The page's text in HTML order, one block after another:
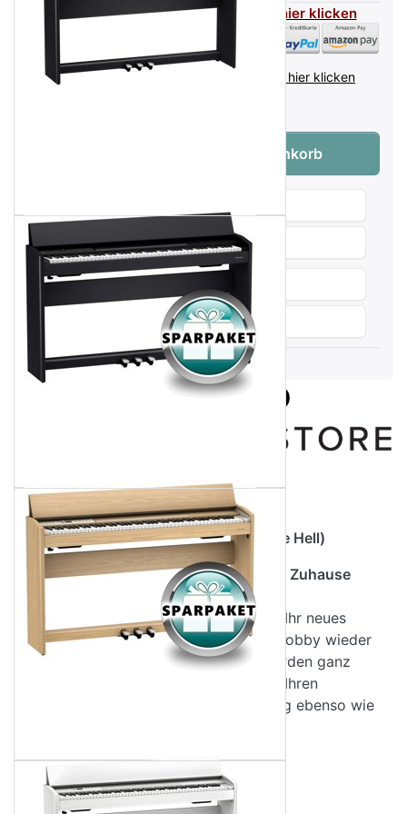
Flexible Zahlarten - für mehr Infos hier klicken
inkl. MwSt. (19%), Infos zu Versandkosten - hier klicken
Roland F-701 LA Digitalpiano Eiche Hell
In den Warenkorb
Produktanfrage
Vergleichen
Produktbeschreibung
ROLAND F-701 LA Digitalpiano (Eiche Hell)
Das stylishe Klavier für ein modernes Zuhause
Ganz gleich ob Sie Klavierspielen als Ihr neues
Hobby entdecken oder Ihr früheres Hobby wieder
neu aufleben lassen möchten: Sie werden ganz
sicher ein Instrument auswählen, das Ihren
Stilvorstellungen entspricht – im Klang ebenso wie
Traditionelles Klavierdesign kann in einer modern
gestalteten Umgebung deplatziert wirken, deshalb
Produktdetails